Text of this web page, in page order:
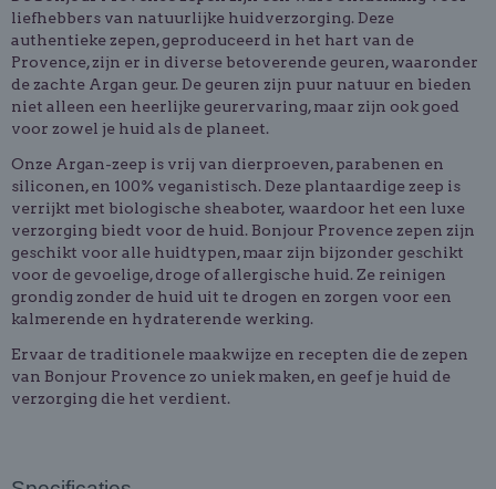
liefhebbers van natuurlijke huidverzorging. Deze
authentieke zepen, geproduceerd in het hart van de
Provence, zijn er in diverse betoverende geuren, waaronder
de zachte Argan geur. De geuren zijn puur natuur en bieden
niet alleen een heerlijke geurervaring, maar zijn ook goed
voor zowel je huid als de planeet.
Onze Argan-zeep is vrij van dierproeven, parabenen en
siliconen, en 100% veganistisch. Deze plantaardige zeep is
verrijkt met biologische sheaboter, waardoor het een luxe
verzorging biedt voor de huid. Bonjour Provence zepen zijn
geschikt voor alle huidtypen, maar zijn bijzonder geschikt
voor de gevoelige, droge of allergische huid. Ze reinigen
grondig zonder de huid uit te drogen en zorgen voor een
kalmerende en hydraterende werking.
Ervaar de traditionele maakwijze en recepten die de zepen
van Bonjour Provence zo uniek maken, en geef je huid de
verzorging die het verdient.